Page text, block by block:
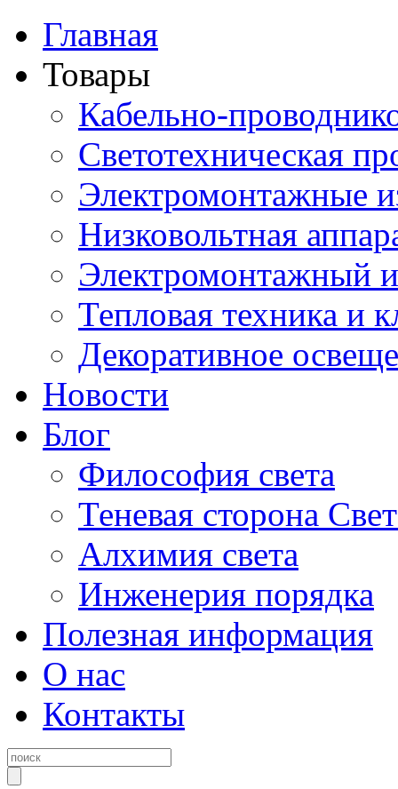
Главная
Товары
Кабельно-
Светотехническая
Электромонтажные
Низковольтная
Электромонтажный
Тепловая техника и
Декоративное
Новости
Блог
Философия света
Теневая сторона
Алхимия света
Инженерия порядка
Полезная информация
О нас
Контакты